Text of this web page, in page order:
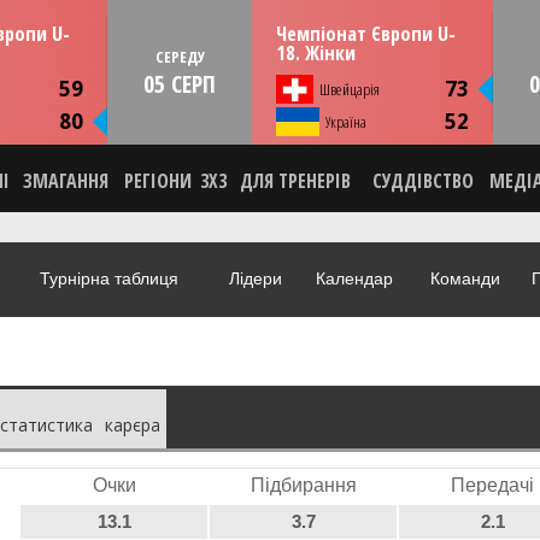
U-
59
80
13:30
СЕРЕДУ
05 СЕРП
Чемпіонат Європи U-
18. Жінки
Швейцарія 73
Україна 52
СЕРЕДУ 05 серпня 13:30
Тулча, Румунія
НОВИНА
ВІДЕО
ЗМАГАННЯ РЕГІОНИ 3X3 ДЛЯ ТРЕНЕРІВ СУДДІВСТВО
Турнірна таблиця Лідери Календар Команди
карєра
Очки Підбирання Передачі
13.1 3.7 2.1